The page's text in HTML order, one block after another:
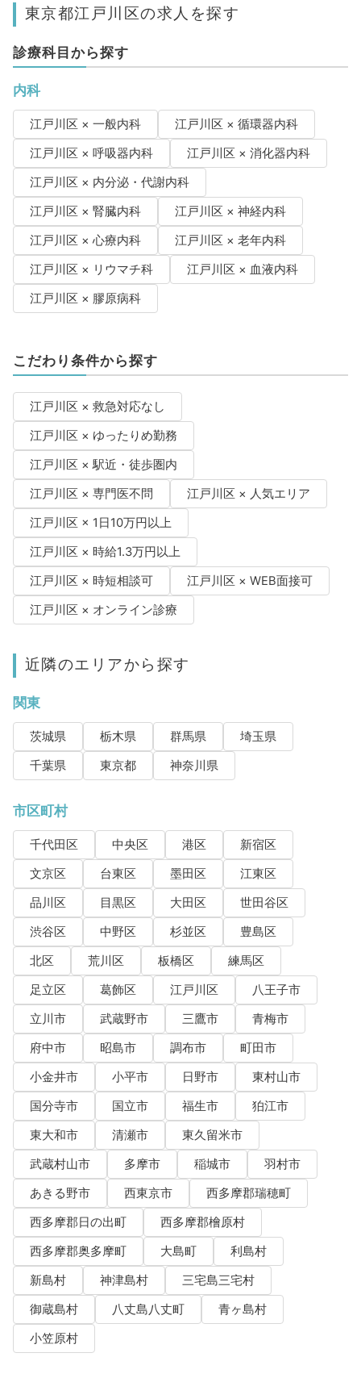
東京都江戸川区の求人を探す
診療科目から探す
内科
江戸川区 × 一般内科
江戸川区 × 循環器内科
江戸川区 × 呼吸器内科
江戸川区 × 消化器内科
江戸川区 × 内分泌・代謝内科
江戸川区 × 腎臓内科
江戸川区 × 神経内科
江戸川区 × 心療内科
江戸川区 × 老年内科
江戸川区 × リウマチ科
江戸川区 × 血液内科
江戸川区 × 膠原病科
こだわり条件から探す
江戸川区 × 救急対応なし
江戸川区 × ゆったりめ勤務
江戸川区 × 駅近・徒歩圏内
江戸川区 × 専門医不問
江戸川区 × 人気エリア
江戸川区 × 1日10万円以上
江戸川区 × 時給1.3万円以上
江戸川区 × 時短相談可
江戸川区 × WEB面接可
江戸川区 × オンライン診療
近隣のエリアから探す
関東
茨城県 栃木県 群馬県
埼玉県
千葉県
東京都 神奈川県
市区町村
千代田区 中央区 港区
新宿区
文京区
台東区 墨田区
江東区
品川区
目黒区 大田区
世田谷区
渋谷区
中野区 杉並区
豊島区
北区
荒川区 板橋区
練馬区
足立区
葛飾区 江戸川区
八王子市
立川市
武蔵野市 三鷹市
青梅市
府中市
昭島市 調布市
町田市
小金井市
小平市 日野市
東村山市
国分寺市
国立市 福生市
狛江市
東大和市
清瀬市
東久留米市
武蔵村山市
多摩市 稲城市
羽村市
あきる野市
西東京市
西多摩郡瑞穂町
西多摩郡日の出町
西多摩郡檜原村
西多摩郡奥多摩町
大島町
利島村
新島村
神津島村
三宅島三宅村
御蔵島村
八丈島八丈町
青ヶ島村
小笠原村